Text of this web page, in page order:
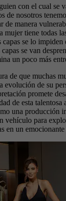
con el cual se
de nosotros
de manera
mujer tiene todas
capas se lo
capas se van
un poco más
de que muchas
evolución de su
promete
de esta
una producción
vehículo para
en un